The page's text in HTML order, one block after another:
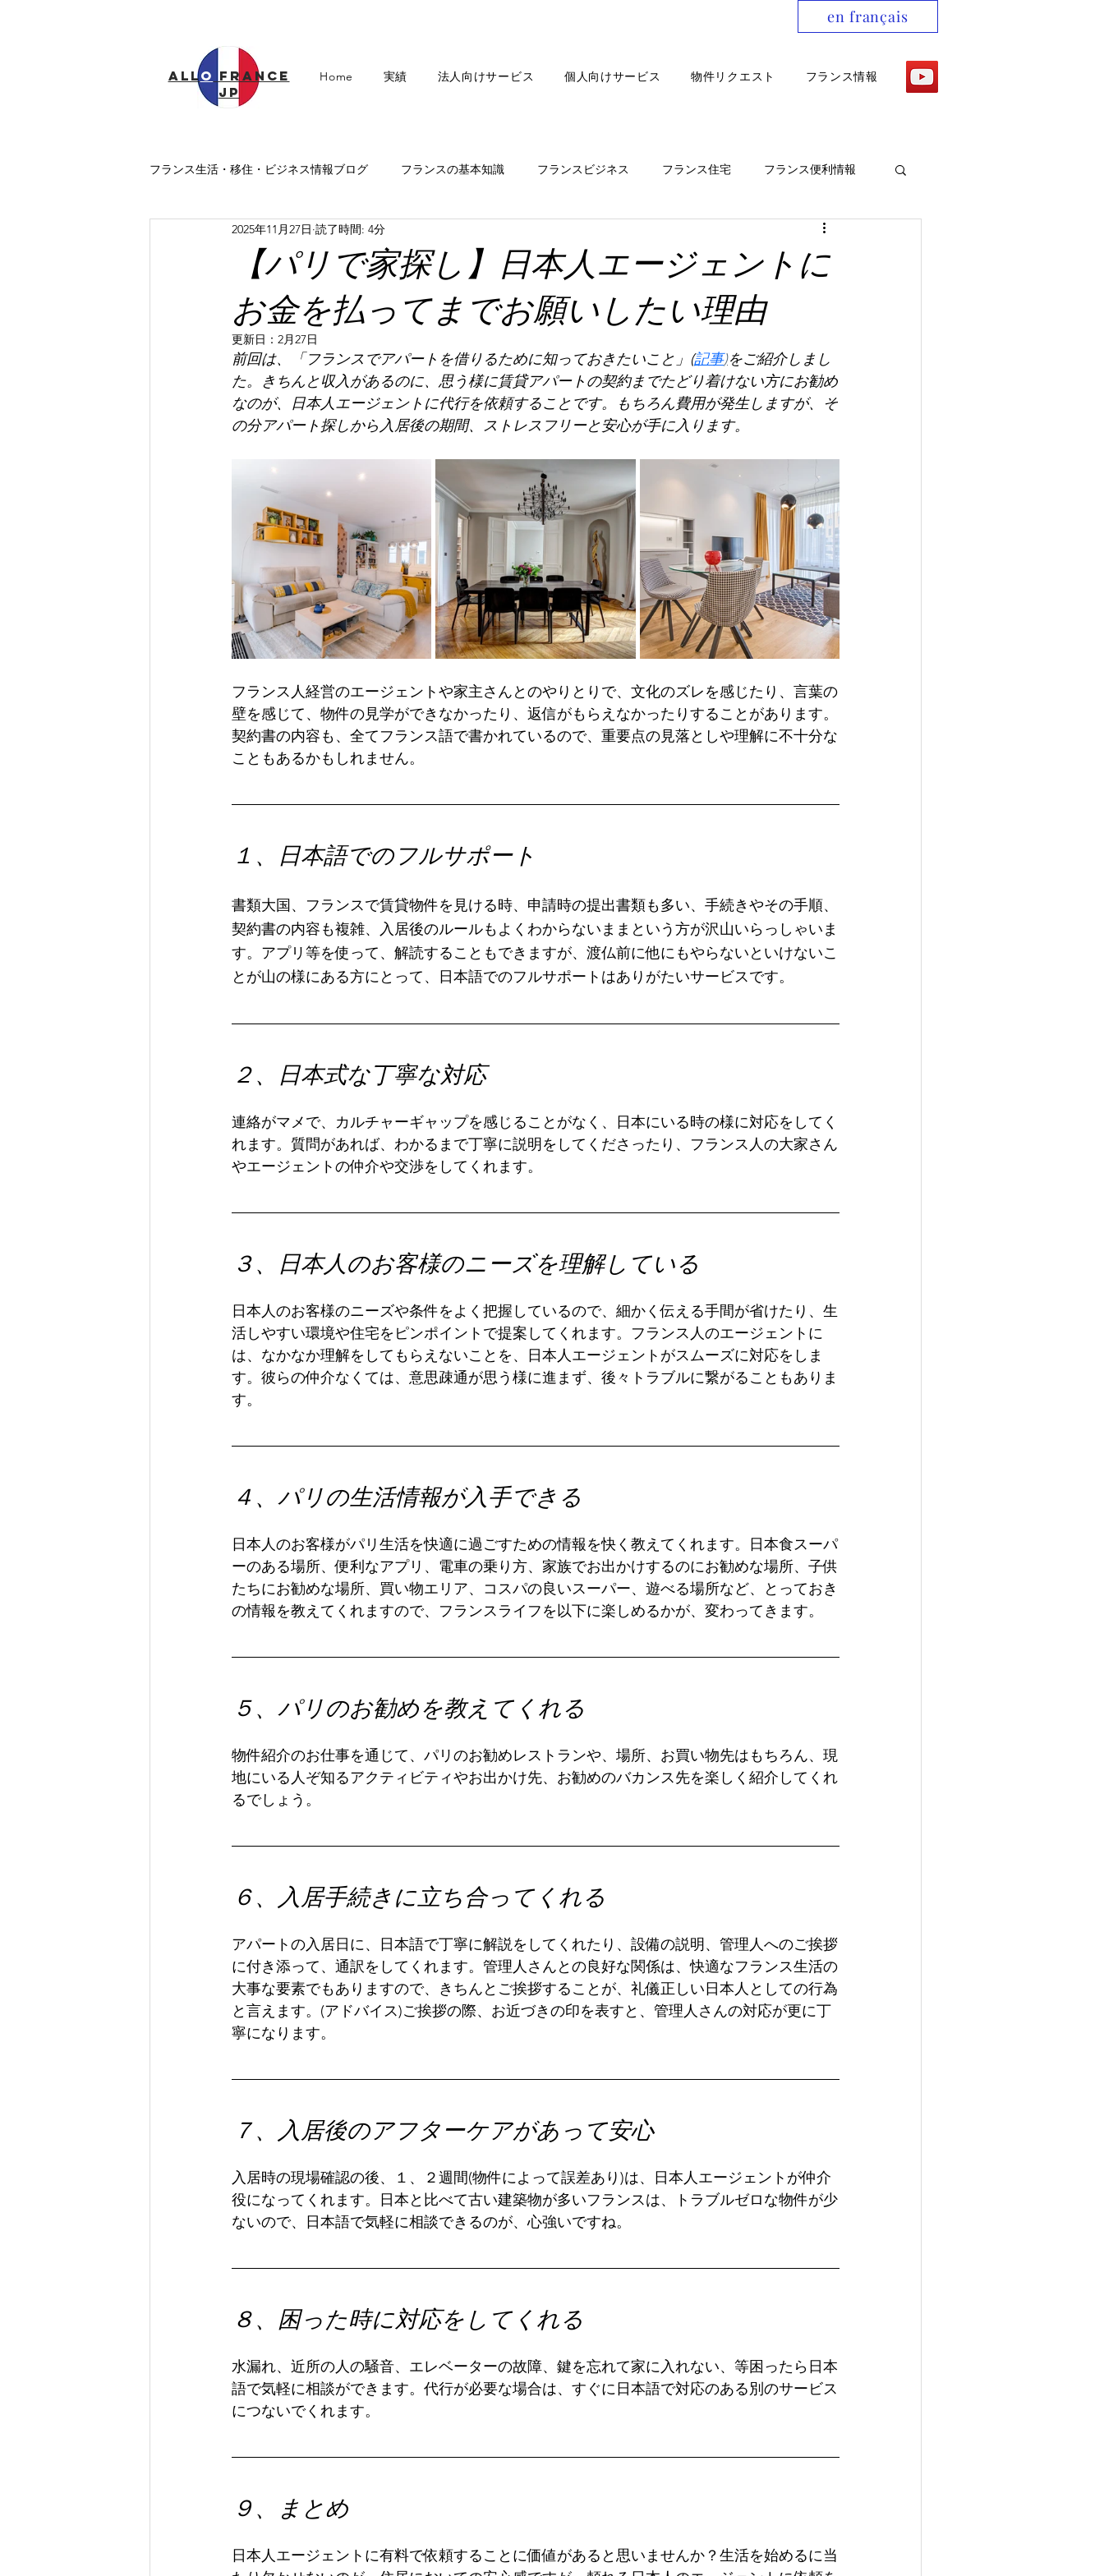
en français
allo france
jp
Home 実績 法人向けサービス 個人向けサービス 物件リクエスト フランス情報
フランス生活・移住・ビジネス情報ブログ フランスの基本知識 フランスビジネス フランス住宅 フランス便利情報
フランス医療 フランス教育
【パリで家探し】日本人エージェントに
お金を払ってまでお願いしたい理由
2025年11月27日 読了時間: 4分
更新日： 2月27日
前回は、「フランスでアパートを借りるために知っておきたいこと」(記事)をご紹介しまし
た。きちんと収入があるのに、思う様に賃貸アパートの契約までたどり着けない方にお勧め
なのが、日本人エージェントに代行を依頼することです。もちろん費用が発生しますが、そ
の分アパート探しから入居後の期間、ストレスフリーと安心が手に入ります。
フランス人経営のエージェントや家主さんとのやりとりで、文化のズレを感じたり、言葉の
壁を感じて、物件の見学ができなかったり、返信がもらえなかったりすることがあります。
契約書の内容も、全てフランス語で書かれているので、重要点の見落としや理解に不十分な
こともあるかもしれません。
１、日本語でのフルサポート
書類大国、フランスで賃貸物件を見ける時、申請時の提出書類も多い、手続きやその手順、
契約書の内容も複雑、入居後のルールもよくわからないままという方が沢山いらっしゃいま
す。アプリ等を使って、解読することもできますが、渡仏前に他にもやらないといけないこ
とが山の様にある方にとって、日本語でのフルサポートはありがたいサービスです。
２、日本式な丁寧な対応
連絡がマメで、カルチャーギャップを感じることがなく、日本にいる時の様に対応をしてく
れます。質問があれば、わかるまで丁寧に説明をしてくださったり、フランス人の大家さん
やエージェントの仲介や交渉をしてくれます。
３、日本人のお客様のニーズを理解している
日本人のお客様のニーズや条件をよく把握しているので、細かく伝える手間が省けたり、生
活しやすい環境や住宅をピンポイントで提案してくれます。フランス人のエージェントに
は、なかなか理解をしてもらえないことを、日本人エージェントがスムーズに対応をしま
す。彼らの仲介なくては、意思疎通が思う様に進まず、後々トラブルに繋がることもありま
す。
４、パリの生活情報が入手できる
日本人のお客様がパリ生活を快適に過ごすための情報を快く教えてくれます。日本食スーパ
ーのある場所、便利なアプリ、電車の乗り方、家族でお出かけするのにお勧めな場所、子供
たちにお勧めな場所、買い物エリア、コスパの良いスーパー、遊べる場所など、とっておき
の情報を教えてくれますので、フランスライフを以下に楽しめるかが、変わってきます。
５、パリのお勧めを教えてくれる
物件紹介のお仕事を通じて、パリのお勧めレストランや、場所、お買い物先はもちろん、現
地にいる人ぞ知るアクティビティやお出かけ先、お勧めのバカンス先を楽しく紹介してくれ
るでしょう。
６、入居手続きに立ち合ってくれる
アパートの入居日に、日本語で丁寧に解説をしてくれたり、設備の説明、管理人へのご挨拶
に付き添って、通訳をしてくれます。管理人さんとの良好な関係は、快適なフランス生活の
大事な要素でもありますので、きちんとご挨拶することが、礼儀正しい日本人としての行為
と言えます。(アドバイス)ご挨拶の際、お近づきの印を表すと、管理人さんの対応が更に丁
寧になります。
７、入居後のアフターケアがあって安心
入居時の現場確認の後、１、２週間(物件によって誤差あり)は、日本人エージェントが仲介
役になってくれます。日本と比べて古い建築物が多いフランスは、トラブルゼロな物件が少
ないので、日本語で気軽に相談できるのが、心強いですね。
８、困った時に対応をしてくれる
水漏れ、近所の人の騒音、エレベーターの故障、鍵を忘れて家に入れない、等困ったら日本
語で気軽に相談ができます。代行が必要な場合は、すぐに日本語で対応のある別のサービス
につないでくれます。
９、まとめ
日本人エージェントに有料で依頼することに価値があると思いませんか？生活を始めるに当